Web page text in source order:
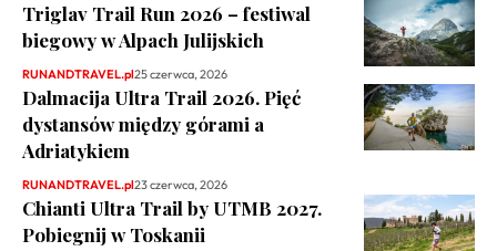
Triglav Trail Run 2026 – festiwal
biegowy w Alpach Julijskich
RUNANDTRAVEL.pl25 czerwca, 2026
Dalmacija Ultra Trail 2026. Pięć
dystansów między górami a
Adriatykiem
RUNANDTRAVEL.pl23 czerwca, 2026
Chianti Ultra Trail by UTMB 2027.
Pobiegnij w Toskanii